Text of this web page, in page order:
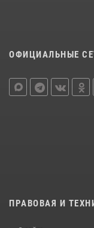
ОФИЦИАЛЬНЫЕ
ПРАВОВАЯ И